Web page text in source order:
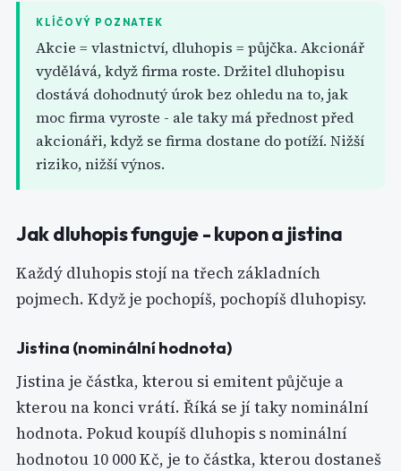
KLÍČOVÝ POZNATEK
Akcie = vlastnictví, dluhopis = půjčka. Akcionář
vydělává, když firma roste. Držitel dluhopisu
dostává dohodnutý úrok bez ohledu na to, jak
moc firma vyroste - ale taky má přednost před
akcionáři, když se firma dostane do potíží. Nižší
riziko, nižší výnos.
Jak dluhopis funguje - kupon a jistina
Každý dluhopis stojí na třech základních
pojmech. Když je pochopíš, pochopíš dluhopisy.
Jistina (nominální hodnota)
Jistina je částka, kterou si emitent půjčuje a
kterou na konci vrátí. Říká se jí taky nominální
hodnota. Pokud koupíš dluhopis s nominální
hodnotou 10 000 Kč, je to částka, kterou dostaneš